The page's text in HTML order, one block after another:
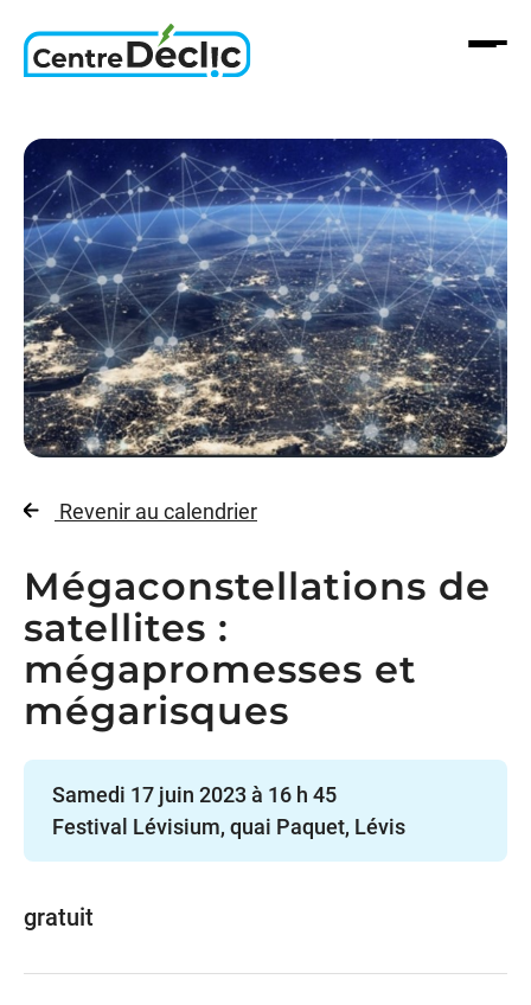
contenu
Revenir au calendrier
Mégaconstellations de
satellites :
mégapromesses et
mégarisques
Samedi 17 juin 2023 à 16 h 45
Festival Lévisium, quai Paquet, Lévis
gratuit